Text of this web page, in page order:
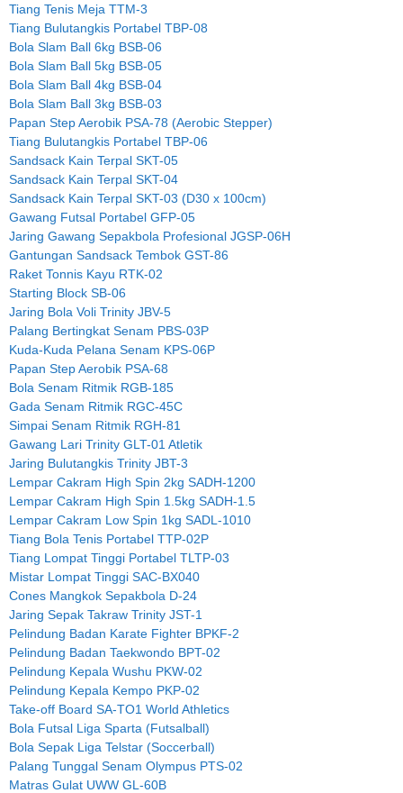
Tiang Tenis Meja TTM-3
Tiang Bulutangkis Portabel TBP-08
Bola Slam Ball 6kg BSB-06
Bola Slam Ball 5kg BSB-05
Bola Slam Ball 4kg BSB-04
Bola Slam Ball 3kg BSB-03
Papan Step Aerobik PSA-78 (Aerobic Stepper)
Tiang Bulutangkis Portabel TBP-06
Sandsack Kain Terpal SKT-05
Sandsack Kain Terpal SKT-04
Sandsack Kain Terpal SKT-03 (D30 x 100cm)
Gawang Futsal Portabel GFP-05
Jaring Gawang Sepakbola Profesional JGSP-06H
Gantungan Sandsack Tembok GST-86
Raket Tonnis Kayu RTK-02
Starting Block SB-06
Jaring Bola Voli Trinity JBV-5
Palang Bertingkat Senam PBS-03P
Kuda-Kuda Pelana Senam KPS-06P
Papan Step Aerobik PSA-68
Bola Senam Ritmik RGB-185
Gada Senam Ritmik RGC-45C
Simpai Senam Ritmik RGH-81
Gawang Lari Trinity GLT-01 Atletik
Jaring Bulutangkis Trinity JBT-3
Lempar Cakram High Spin 2kg SADH-1200
Lempar Cakram High Spin 1.5kg SADH-1.5
Lempar Cakram Low Spin 1kg SADL-1010
Tiang Bola Tenis Portabel TTP-02P
Tiang Lompat Tinggi Portabel TLTP-03
Mistar Lompat Tinggi SAC-BX040
Cones Mangkok Sepakbola D-24
Jaring Sepak Takraw Trinity JST-1
Pelindung Badan Karate Fighter BPKF-2
Pelindung Badan Taekwondo BPT-02
Pelindung Kepala Wushu PKW-02
Pelindung Kepala Kempo PKP-02
Take-off Board SA-TO1 World Athletics
Bola Futsal Liga Sparta (Futsalball)
Bola Sepak Liga Telstar (Soccerball)
Palang Tunggal Senam Olympus PTS-02
Matras Gulat UWW GL-60B